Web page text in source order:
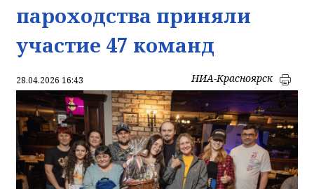
пароходства приняли
участие 47 команд
28.04.2026 16:43 НИА-Красноярск